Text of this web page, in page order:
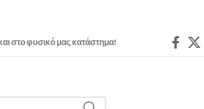
στο φυσικό μας κατάστημα!